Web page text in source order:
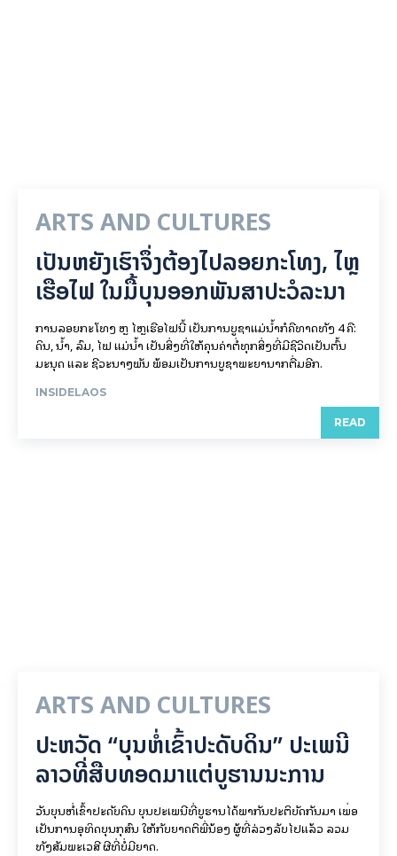
ARTS AND CULTURES
ເປັນ​ຫຍັງ​ເຮົາ​ຈຶ່ງ​ຕ້ອງ​ໄປລອຍ​ກະ​ໂທງ, ໄຫຼ​
ເຮືອ​ໄຟ ໃນ​ມື້​​ບຸນ​ອອກ​ພັນ​ສາ​ປະ​ວໍ​ລະ​ນາ
ການລອຍ​ກະ​ໂທງ ຫຼື ໄຫຼເຮືອໄຟນີ້ ເປັນການບູຊາແມ່ນໍ້າກໍຄືທາດທັງ 4 ຄື:
ດິນ, ນໍ້າ, ລົມ, ໄຟ ແມ່ນໍ້າ ເປັນສິ່ງທີ່ໃຫ້ຄຸນຄ່າຕໍ່ທຸກສິ່ງທີ່ມີຊີວິດເປັນຕົ້ນ
ມະນຸດ ແລະ ຊີວະນາໆພັນ ພ້ອມເປັນການບູຊາພະຍານາກຕື່ມອີກ.
INSIDELAOS
READ
ARTS AND CULTURES
ປະຫວັດ “ບຸນຫໍ່ເຂົ້າປະດັບດິນ” ປະເພນີ
ລາວທີ່ສືບທອດມາແຕ່ບູຮານນະການ
ວັນບຸນຫໍ່ເຂົ້າປະດັບດິນ ບຸນປະເພນີທີ່ບູຮານໄດ້ພາກັນປະຕິບັດກັນມາ ເພື່ອ
ເປັນການອຸທິດບຸນກຸສົນ ໃຫ້ກັບຍາດຕິພີ່ນ້ອງ ຜູ້ທີ່ລ່ວງລັບໄປແລ້ວ ລວມ
ທັງສັມພະເວສີ ຜີທີ່ບໍ່ມີຍາດ.